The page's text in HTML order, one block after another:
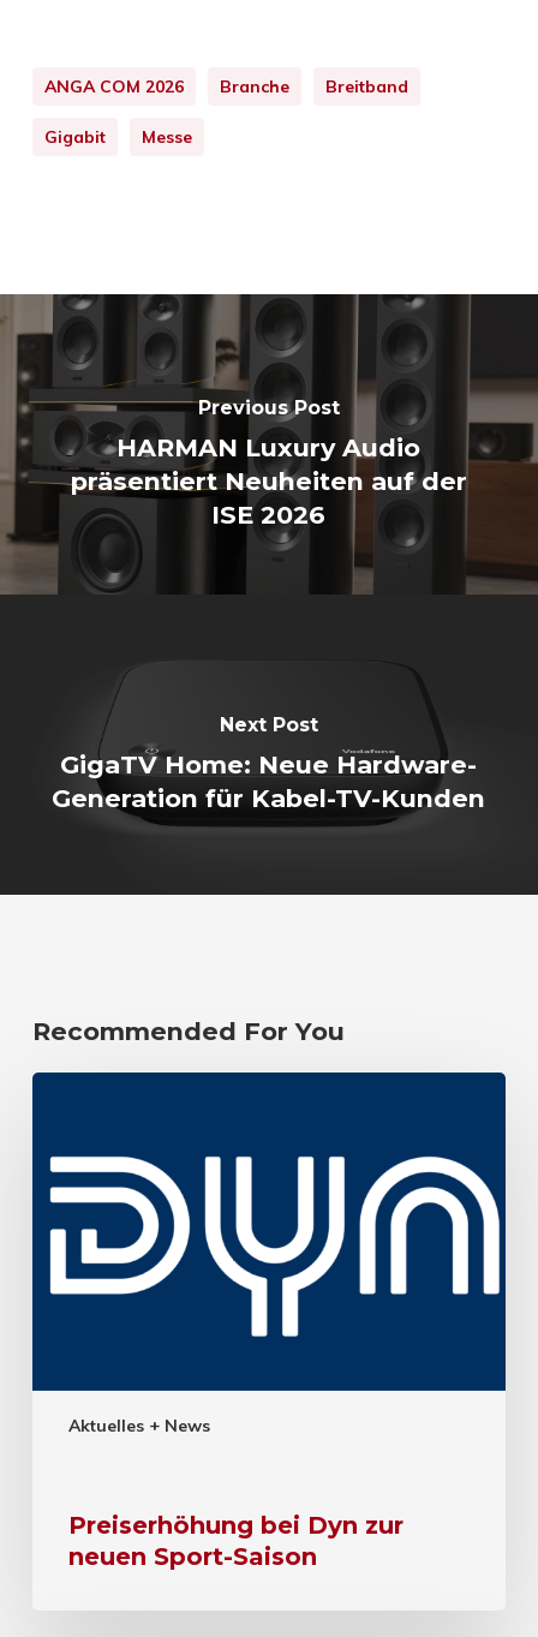
ANGA COM 2026 Branche Breitband
Gigabit Messe
Previous Post
HARMAN Luxury Audio
präsentiert Neuheiten auf der
ISE 2026
Next Post
GigaTV Home: Neue Hardware-
Generation für Kabel-TV-Kunden
Recommended For You
Aktuelles + News
Preiserhöhung bei Dyn zur
neuen Sport-Saison